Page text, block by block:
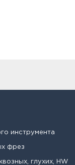
инструмента
фрез
глухих, HW